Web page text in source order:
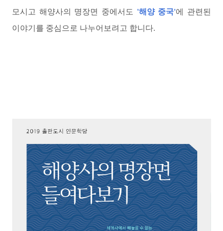
모시고 해양사의 명장면 중에서도 '해양 중국'에 관련된
이야기를 중심으로 나누어보려고 합니다.